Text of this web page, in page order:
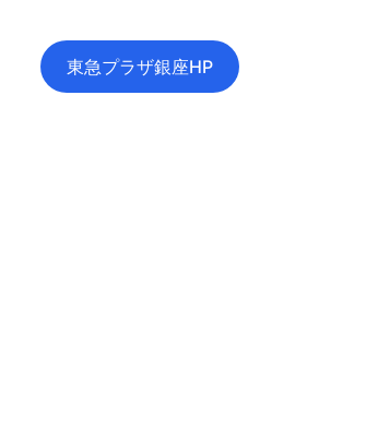
東急プラザ銀座HP